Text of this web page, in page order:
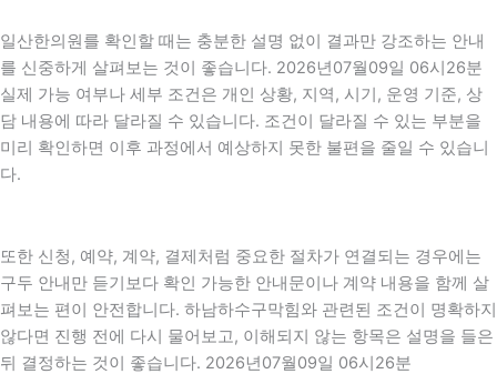
일산한의원를 확인할 때는 충분한 설명 없이 결과만 강조하는 안내
를 신중하게 살펴보는 것이 좋습니다. 2026년07월09일 06시26분
실제 가능 여부나 세부 조건은 개인 상황, 지역, 시기, 운영 기준, 상
담 내용에 따라 달라질 수 있습니다. 조건이 달라질 수 있는 부분을
미리 확인하면 이후 과정에서 예상하지 못한 불편을 줄일 수 있습니
다.
또한 신청, 예약, 계약, 결제처럼 중요한 절차가 연결되는 경우에는
구두 안내만 듣기보다 확인 가능한 안내문이나 계약 내용을 함께 살
펴보는 편이 안전합니다. 하남하수구막힘와 관련된 조건이 명확하지
않다면 진행 전에 다시 물어보고, 이해되지 않는 항목은 설명을 들은
뒤 결정하는 것이 좋습니다. 2026년07월09일 06시26분